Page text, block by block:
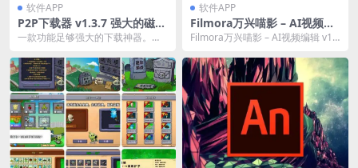
软件APP
P2P下载器 v1.3.7 强大的磁力
种子下载神器，无限速解锁会
一款功能足够强大的下载神器。这
说，具备更让人放心...
软件APP
Filmora万兴喵影 – AI视频编
辑 v14.2.62夸克网盘资源
Filmora万兴喵影 – AI视频编辑 v14.